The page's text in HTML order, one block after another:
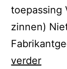
toepassing
zinnen)
verderMotip